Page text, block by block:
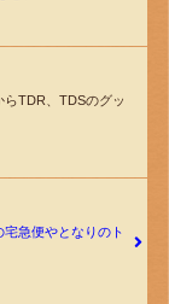
TDR、TDSのグッ
急便やとなりのト